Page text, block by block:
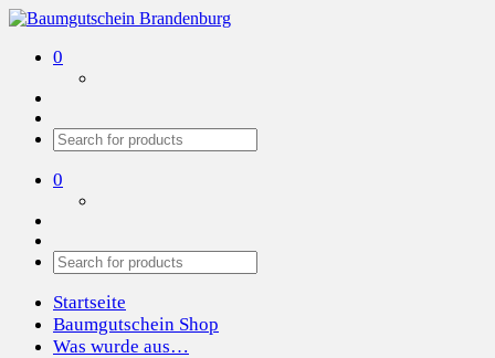
Baumgutschein Brandenburg
Wir pflanzen Bäume in der Region
0
0
Startseite
Baumgutschein Shop
Was wurde aus…